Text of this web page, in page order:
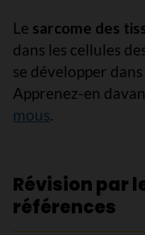
Le sarcome des
dans les cellules
se développer
Apprenez-en
mous.
Révision par
références